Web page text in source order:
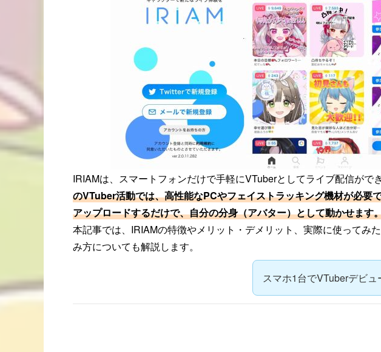
IRIAMは、スマートフォンだけで手軽にVTuberとしてライブ配信がで
のVTuber活動では、高性能なPCやフェイストラッキング機材が必要
アップロードするだけで、自分の分身（アバター）として動かせます
本記事では、IRIAMの特徴やメリット・デメリット、実際に使ってみ
み方についても解説します。
スマホ1台でVTuberデビュ